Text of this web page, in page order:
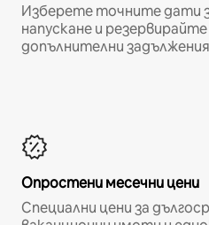
Изберете точните дати
напускане и
допълнителни
Опростени месечни цени
Специални цени за